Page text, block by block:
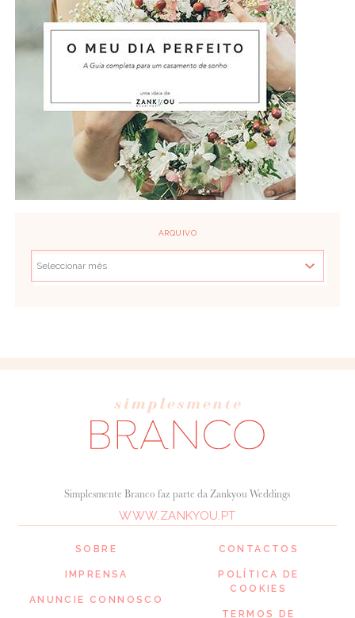
ARQUIVO
SOBRE
IMPRENSA
ANUNCIE CONNOSCO
Simplesmente Branco faz parte da Zankyou Weddings
WWW.ZANKYOU.PT
CONTACTOS
POLÍTICA DE
COOKIES
TERMOS DE